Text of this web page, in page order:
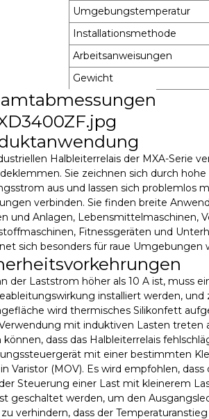
Umgebungstemperatur
Installationsmethode
Arbeitsanweisungen
Gewicht
Halbleiterrelais der MXA-Serie
Sie zeichnen sich durch
aus und lassen sich
verbinden. Sie finden breite
und Anlagen, Lebensmittelmaschinen,
Fitnessgeräten und
sich besonders für raue Umgebungen
der Laststrom höher als 10 A ist, muss
installiert werden,
wird thermisches Silikonfett
mit induktiven Lasten treten
können, dass das Halbleiterrelais
mit einer bestimmten
Varistor (MOV). Es wird empfohlen,
Steuerung einer Last mit kleinerem
geschaltet werden, um den
verhindern, dass der